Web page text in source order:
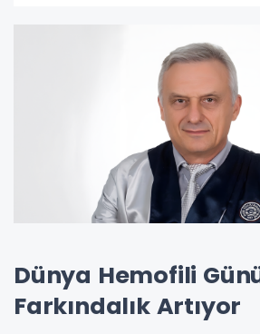
Dünya Hemofili
Farkındalık Artıyor